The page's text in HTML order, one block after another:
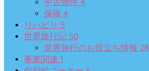
中古物件
保険 4
リハビリ 5
世界旅行記 50
世界旅行のお役立ち情報 28
事業関連 1